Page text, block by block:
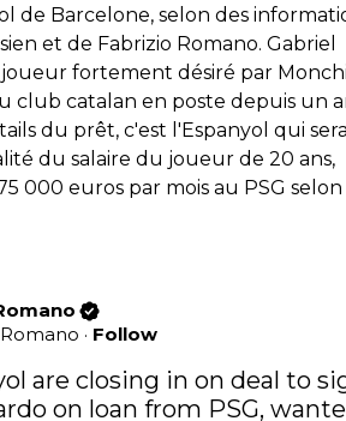
de Barcelone, selon des
et de Fabrizio Romano. Gabriel
fortement désiré par
club catalan en poste depuis un
du prêt, c'est l'Espanyol qui
du salaire du joueur de 20 ans,
000 euros par mois au PSG selon
· Follow
are closing in on deal to
on loan from PSG,